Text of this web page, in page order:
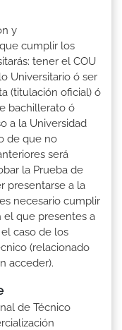
y
cumplir los
tener el COU
Universitario ó ser
(titulación oficial) ó
bachillerato ó
a la Universidad
de que no
será
la Prueba de
presentarse a la
necesario cumplir
el que presentes a
caso de los
(relacionado
acceder).
de Técnico